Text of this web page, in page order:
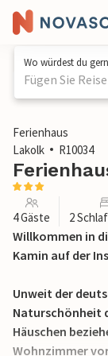
Wo würdest du
Fügen Sie
1 / 20
Ferienhaus
Lakolk
R10034
4 Gäste 2
Willkommen in
Kamin auf der
Unweit der
Naturschönheit
Häuschen
Wohnzimmer